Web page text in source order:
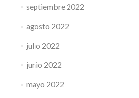
septiembre 2022
agosto 2022
julio 2022
junio 2022
mayo 2022